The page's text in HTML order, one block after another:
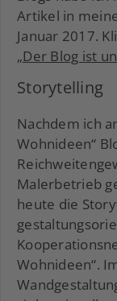
Artikel in
Januar 2017.
„Der Blog ist
Storytelling
Nachdem ich
Wohnideen“
Malerbetrieb
heute die
Wohnideen“.